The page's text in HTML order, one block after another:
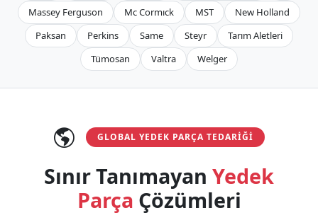
Massey Ferguson
Mc Cormıck MST
New Holland
Paksan
Perkins Same Steyr
Tarım Aletleri
Tümosan
Valtra Welger
GLOBAL YEDEK PARÇA TEDARIĞI
Sınır Tanımayan Yedek
Parça Çözümleri